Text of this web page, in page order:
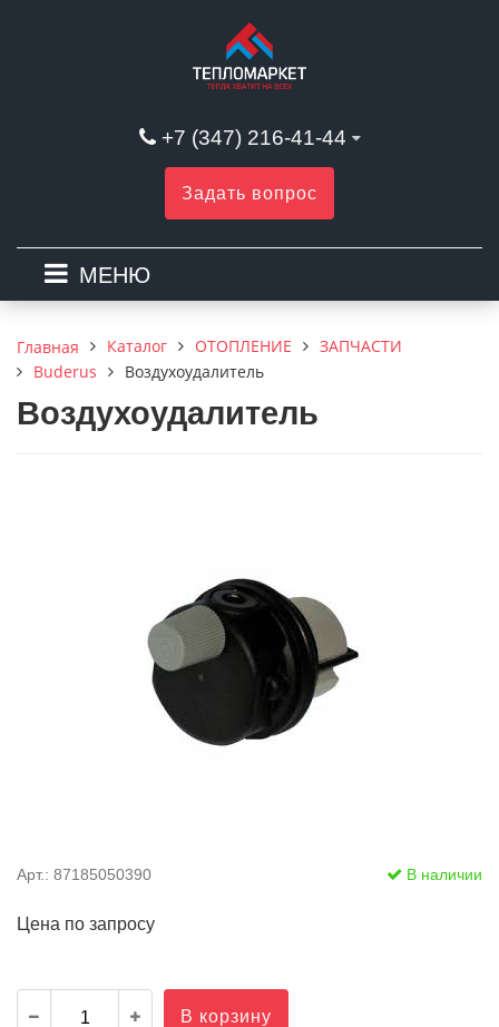
+7 (347) 216-41-44
Задать вопрос
МЕНЮ
Главная Каталог ОТОПЛЕНИЕ
ЗАПЧАСТИ
Buderus
Воздухоудалитель
Воздухоудалитель
Арт.: 87185050390 В наличии
Цена по запросу
В корзину